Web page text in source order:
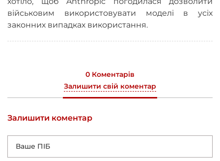
військовим використовувати моделі в усіх
законних випадках використання.
0 Коментарів
Залишити свій коментар
Залишити коментар